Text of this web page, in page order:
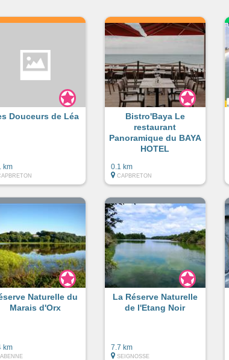
Douceurs de Léa
km
Bistro'Baya Le
restaurant
Panoramique du BAYA
HOTEL
0.1 km
CAPBRETON
Naturelle du
Marais d'Orx
km
La Réserve Naturelle
de l'Etang Noir
7.7 km
SEIGNOSSE